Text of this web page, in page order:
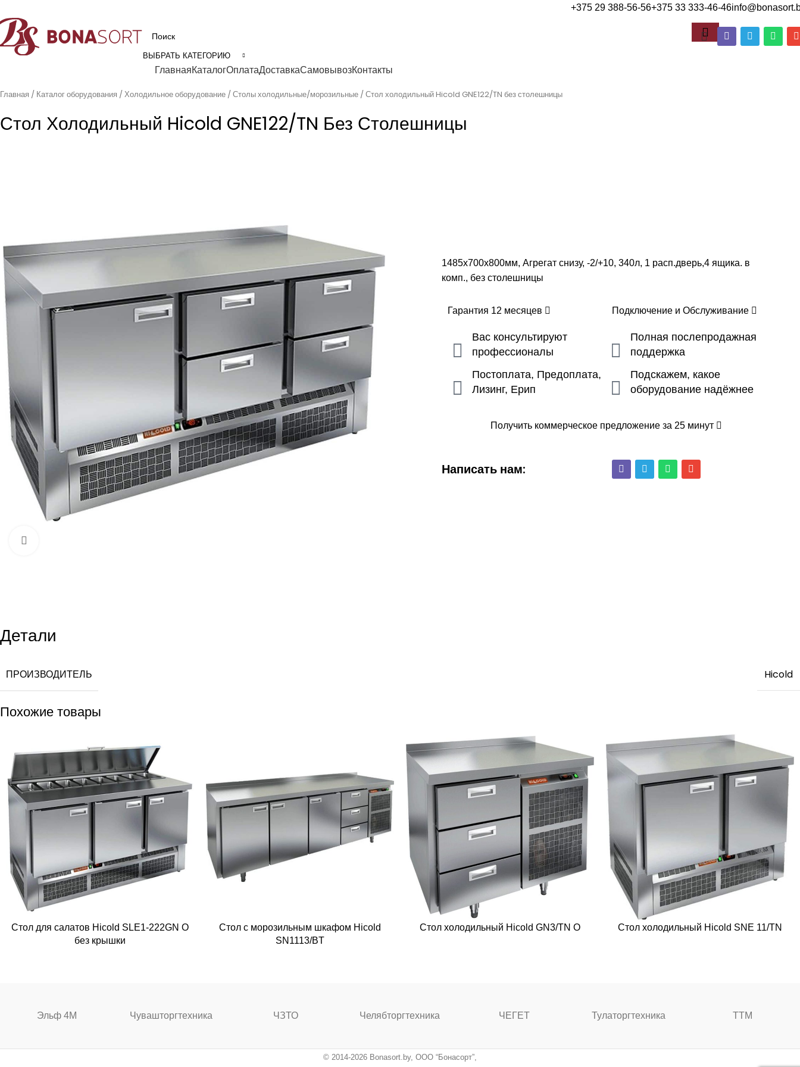
+375 29 388-56-56+375 33 333-46-46
ВЫБРАТЬ КАТЕГОРИЮ
ГлавнаяКаталогОплатаДоставкаСамовывозКонтакты
Главная Каталог оборудования Холодильное оборудование Столы холодильные/морозильные Стол холодильный Hicold GNE122/TN без столешницы
Стол Холодильный Hicold GNE122/TN Без Столешницы
1485х700х800мм, Агрегат снизу, -2/+10, 340л, 1 расп.дверь,4 ящика. в
комп., без столешницы
Гарантия 12 месяцев Подключение и Обслуживание
Вас консультируют
профессионалы
Постоплата, Предоплата,
Лизинг, Ерип
Полная послепродажная
поддержка
Подскажем, какое
оборудование надёжнее
Получить коммерческое предложение за 25 минут
Написать нам:
Детали
ПРОИЗВОДИТЕЛЬ Hicold
Похожие товары
Стол для салатов Hicold SLE1-222GN О
без крышки
Стол с морозильным шкафом Hicold
SN1113/BT
Стол холодильный Hicold GN3/TN О Стол холодильный Hicold SNE 11/TN
Эльф 4М Чувашторгтехника ЧЗТО Челябторгтехника ЧЕГЕТ Тулаторгтехника ТТМ
© 2014-2026 Bonasort.by, ООО “Бонасорт”,